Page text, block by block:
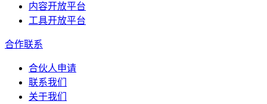
内容开放平台
工具开放平台
合作联系
合伙人申请
联系我们
关于我们